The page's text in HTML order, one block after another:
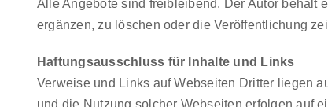
Alle Angebote sind freibleibend. Der Autor behält
ergänzen, zu löschen oder die Veröffentlichung
Haftungsausschluss für Inhalte und Links
Verweise und Links auf Webseiten Dritter liegen
und die Nutzung solcher Webseiten erfolgen auf